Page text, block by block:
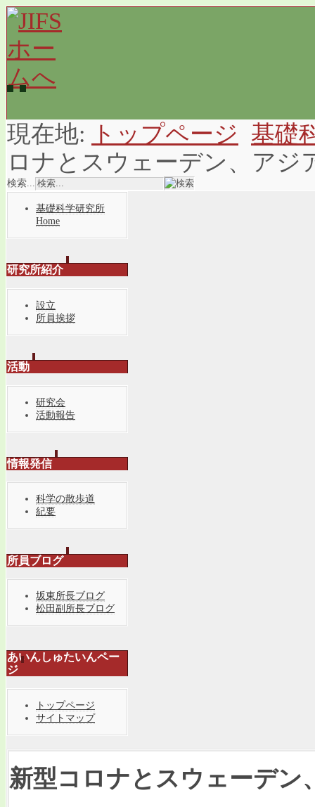
現在地: トップページ 基礎
ロナとスウェーデン、アジ
検索...
基礎科学研究所
Home
研究所紹介
設立
所員挨拶
活動
研究会
活動報告
情報発信
科学の散歩道
紀要
所員ブログ
坂東所長ブログ
松田副所長ブログ
あいんしゅたいんペー
ジ
トップページ
サイトマップ
新型コロナとスウェーデン